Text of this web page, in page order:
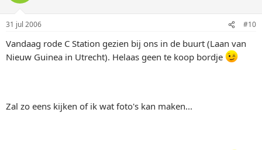
31 jul 2006 #10
Vandaag rode C Station gezien bij ons in de buurt (Laan van
Nieuw Guinea in Utrecht). Helaas geen te koop bordje
Zal zo eens kijken of ik wat foto's kan maken...